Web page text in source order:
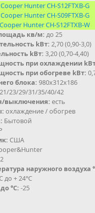
Cooper Hunter CH-S12FTXB-G
Cooper Hunter CH-S09FTXB-G
Cooper Hunter CH-S12FTXB-W
кв/м: до 25
kВт: 2,70 (0,90-3,0)
kВт: 3,20 (0,70-4,40)
при охлаждении
при обогреве kВт:
блока: 980х312х186
21/23/29/31/35/40/42
выключения: есть
охлаждение / обогрев
Бытовой
США
наружного воздуха
до + 24°C
°С: -25